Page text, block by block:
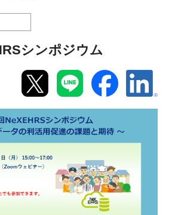
シンポジウム